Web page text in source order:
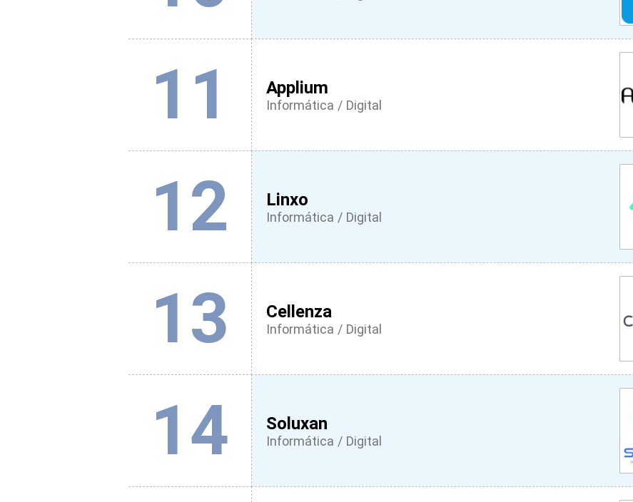
11 Applium
Informática / Digital
12 Linxo
Informática / Digital
13 Cellenza
Informática / Digital
14 Soluxan
Informática / Digital